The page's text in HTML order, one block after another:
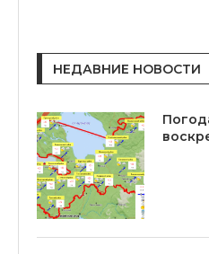
НЕДАВНИЕ НОВОСТИ